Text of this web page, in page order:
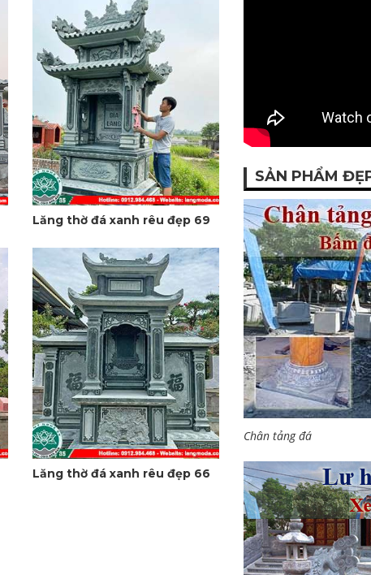
Lăng thờ đá xanh rêu đẹp 69
Lăng thờ đá xanh rêu đẹp 66
SẢN PHẨM
Chân tảng đá